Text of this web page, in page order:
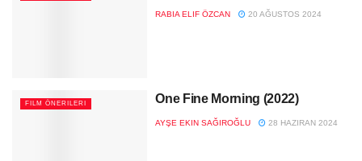
RABIA ELIF ÖZCAN 20 AĞUSTOS 2024
FILM ÖNERILERI One Fine Morning (2022)
AYŞE EKIN SAĞIROĞLU 28 HAZIRAN 2024